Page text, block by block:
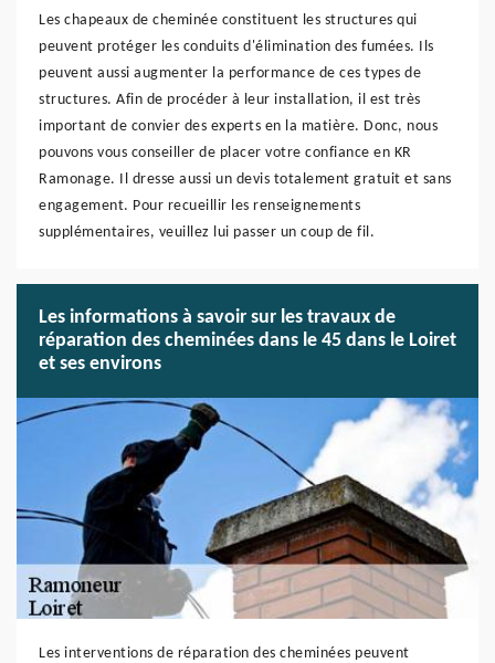
Les chapeaux de cheminée constituent les structures qui
peuvent protéger les conduits d'élimination des fumées. Ils
peuvent aussi augmenter la performance de ces types de
structures. Afin de procéder à leur installation, il est très
important de convier des experts en la matière. Donc, nous
pouvons vous conseiller de placer votre confiance en KR
Ramonage. Il dresse aussi un devis totalement gratuit et sans
engagement. Pour recueillir les renseignements
supplémentaires, veuillez lui passer un coup de fil.
Les informations à savoir sur les travaux de
réparation des cheminées dans le 45 dans le Loiret
et ses environs
Les interventions de réparation des cheminées peuvent